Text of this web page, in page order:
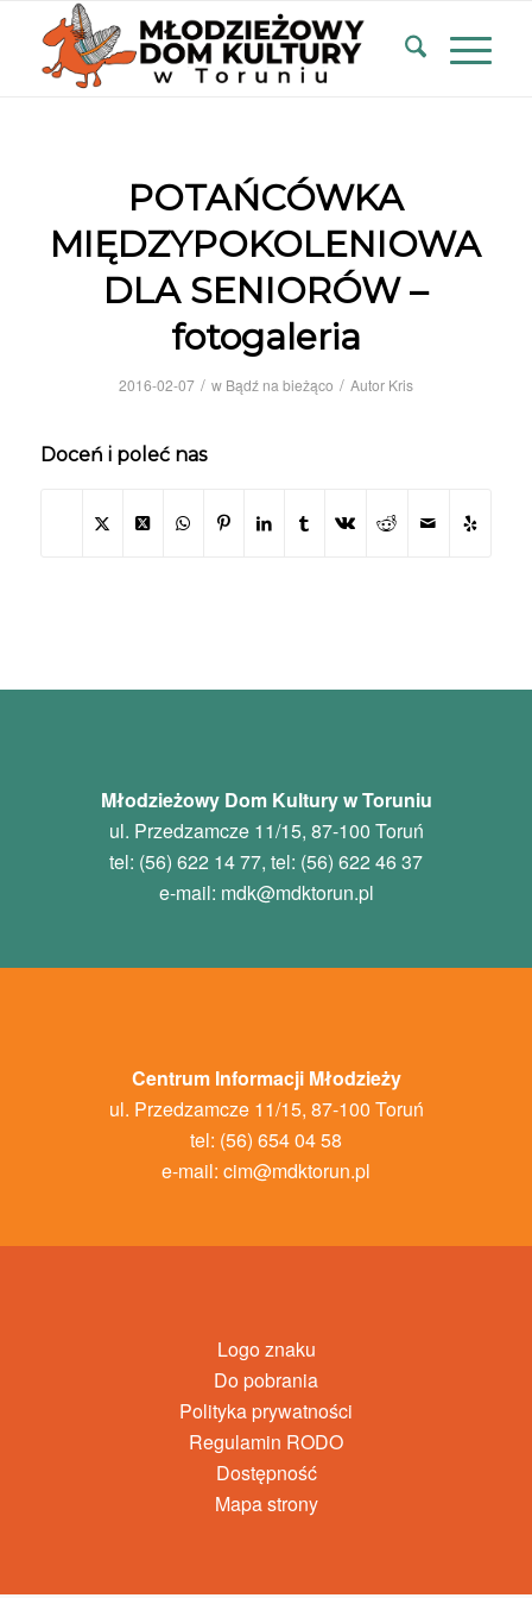
POTAŃCÓWKA
MIĘDZYPOKOLENIOWA
DLA SENIORÓW –
fotogaleria
2016-02-07 / w Bądź na bieżąco / Autor Kris
Doceń i poleć nas
Młodzieżowy Dom Kultury w Toruniu
ul. Przedzamcze 11/15, 87-100 Toruń
tel: (56) 622 14 77, tel: (56) 622 46 37
e-mail: mdk@mdktorun.pl
Centrum Informacji Młodzieży
ul. Przedzamcze 11/15, 87-100 Toruń
tel: (56) 654 04 58
e-mail: cim@mdktorun.pl
Logo znaku
Do pobrania
Polityka prywatności
Regulamin RODO
Dostępność
Mapa strony